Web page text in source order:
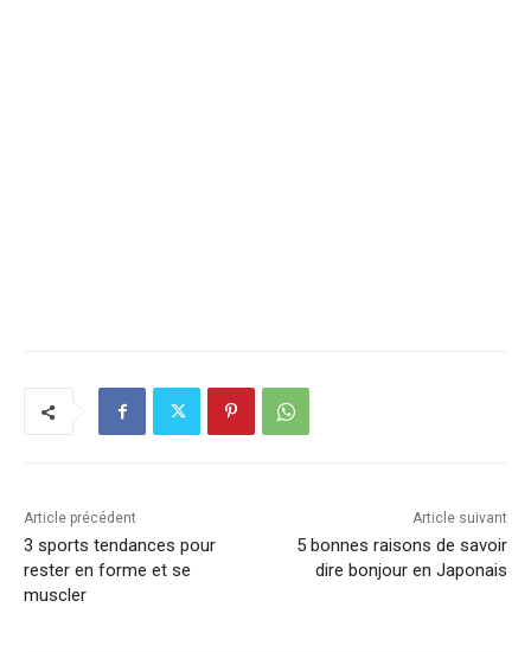
Article précédent
3 sports tendances pour
rester en forme et se
muscler
Article suivant
5 bonnes raisons de savoir
dire bonjour en Japonais